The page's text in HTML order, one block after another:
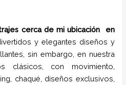
cerca de mi ubicación
en
y elegantes diseños y
sin embargo, en nuestra
clásicos, con movimiento,
chaqué, diseños exclusivos,